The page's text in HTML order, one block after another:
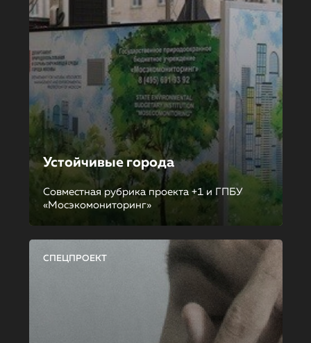
Устойчивые города
Совместная рубрика проекта +1 и ГПБУ
«Мосэкомониторинг»
СПЕЦПРОЕКТ